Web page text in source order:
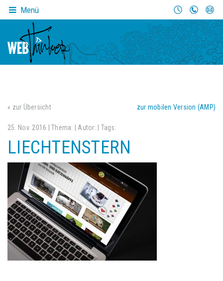
Menü
« zur Übersicht zur mobilen Version (AMP)
25. Nov. 2016 | Thema: | Autor: | Tags:
LIECHTENSTERN